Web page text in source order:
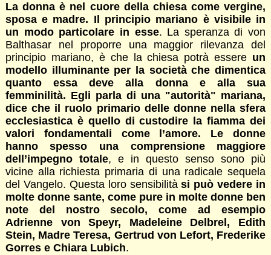
La donna è nel cuore della chiesa come vergine,
sposa e madre. Il principio mariano è visibile in
un modo particolare in esse. La speranza di von
Balthasar nel proporre una maggior rilevanza del
principio mariano, è che la chiesa potrà essere un
modello illuminante per la società che dimentica
quanto essa deve alla donna e alla sua
femminilità. Egli parla di una "autorità" mariana,
dice che il ruolo primario delle donne nella sfera
ecclesiastica è quello di custodire la fiamma dei
valori fondamentali come l’amore. Le donne
hanno spesso una comprensione maggiore
dell’impegno totale, e in questo senso sono più
vicine alla richiesta primaria di una radicale sequela
del Vangelo. Questa loro sensibilitàsi può vedere in
molte donne sante, come pure in molte donne ben
note del nostro secolo, come ad esempio
Adrienne von Speyr, Madeleine Delbrel, Edith
Stein, Madre Teresa, Gertrud von Lefort, Frederike
Gorres e Chiara Lubich.